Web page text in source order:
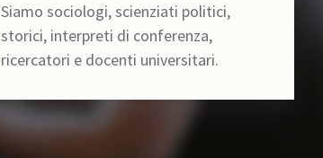
Siamo sociologi, scienziati politici,
storici, interpreti di conferenza,
ricercatori e docenti universitari.